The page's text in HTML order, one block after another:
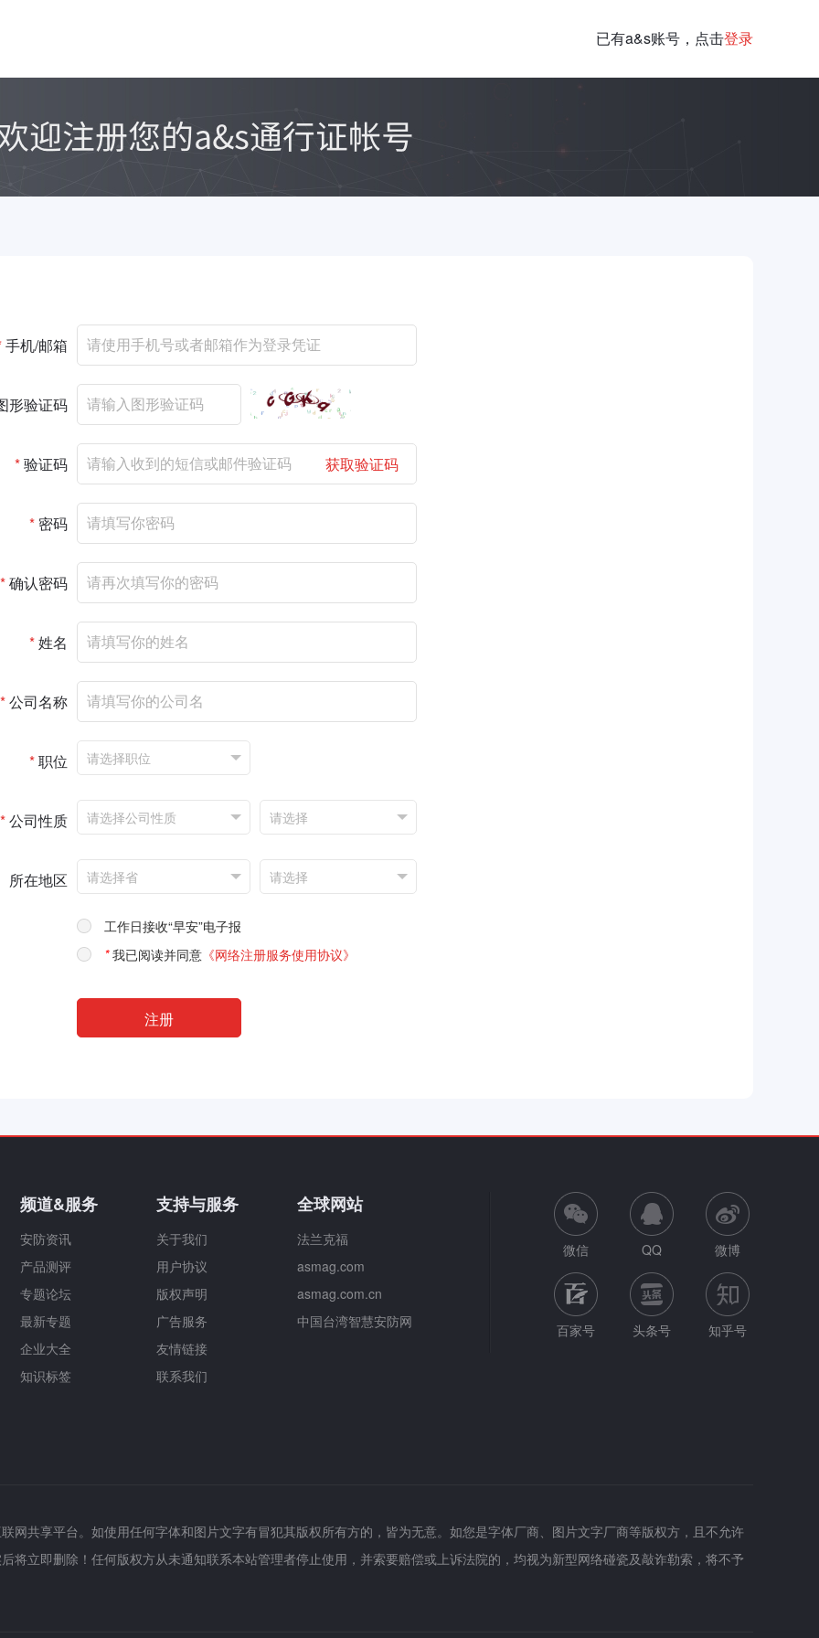
已有a&s账号，点击登录
手机/邮箱
形验证码
*验证码 获取验证码
* 密码
*确认密码
*姓名
*公司名称
*职位
*公司性质
所在地区
工作日接收“早安”电子报
*我已阅读并同意 《网络注册服务使用协议》
频道&服务
安防资讯
产品测评
专题论坛
最新专题
企业大全
知识标签
支持与服务
关于我们
用户协议
版权声明
广告服务
友情链接
联系我们
全球网站
法兰克福
asmag.com
asmag.com.cn
中国台湾智慧安防网
微信 QQ 微博
百家号 头条号 知乎号
网共享平台。如使用任何字体和图片文字有冒犯其版权所有方的，皆为无意。如您是字体厂商、图片文字厂商等版权方，且不允许
将立即删除！任何版权方从未通知联系本站管理者停止使用，并索要赔偿或上诉法院的，均视为新型网络碰瓷及敲诈勒索，将不予